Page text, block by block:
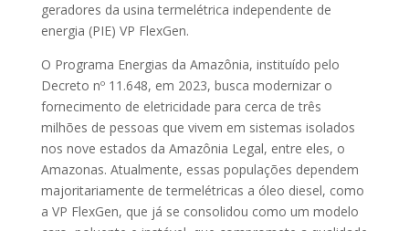
geradores da usina termelétrica independente de
energia (PIE) VP FlexGen.
O Programa Energias da Amazônia, instituído pelo
Decreto nº 11.648, em 2023, busca modernizar o
fornecimento de eletricidade para cerca de três
milhões de pessoas que vivem em sistemas isolados
nos nove estados da Amazônia Legal, entre eles, o
Amazonas. Atualmente, essas populações dependem
majoritariamente de termelétricas a óleo diesel, como
a VP FlexGen, que já se consolidou como um modelo